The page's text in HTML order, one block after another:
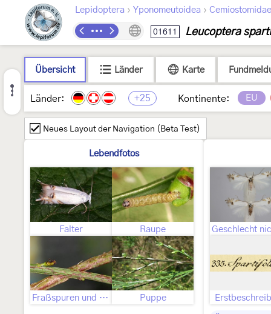
Lepidoptera › Yponomeutoidea › Cemiostomidae
01611 Leucoptera
Übersicht Länder Karte
Länder: +25 Kontinente: EU
Neues Layout der Navigation (Beta Test)
Lebendfotos
Falter Raupe
Fraßspuren und Befallsbild Puppe